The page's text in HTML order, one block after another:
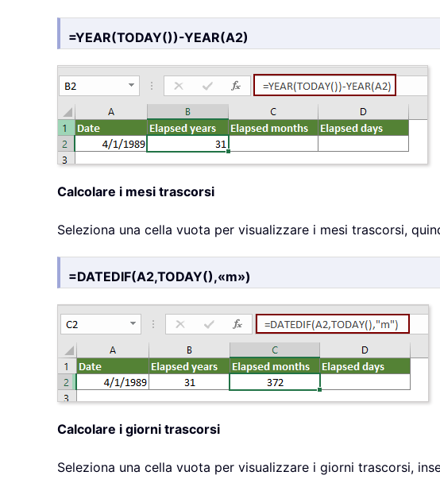
=YEAR(TODAY())-YEAR(A2)
Calcolare i mesi trascorsi
Seleziona una cella vuota per visualizzare i mesi trascorsi,
=DATEDIF(A2,TODAY(),«m»)
Calcolare i giorni trascorsi
Seleziona una cella vuota per visualizzare i giorni trascorsi,